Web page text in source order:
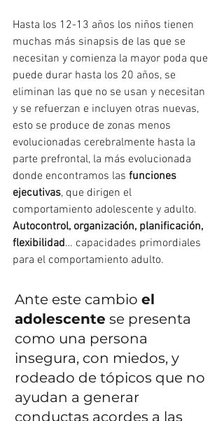
Hasta los 12-13 años los niños tienen
muchas más sinapsis de las que se
necesitan y comienza la mayor poda que
puede durar hasta los 20 años, se
eliminan las que no se usan y necesitan
y se refuerzan e incluyen otras nuevas,
esto se produce de zonas menos
evolucionadas cerebralmente hasta la
parte prefrontal, la más evolucionada
donde encontramos las funciones
ejecutivas, que dirigen el
comportamiento adolescente y adulto.
Autocontrol, organización, planificación,
flexibilidad… capacidades primordiales
para el comportamiento adulto.
Ante este cambio el
adolescente se presenta
como una persona
insegura, con miedos, y
rodeado de tópicos que no
ayudan a generar
conductas acordes a las